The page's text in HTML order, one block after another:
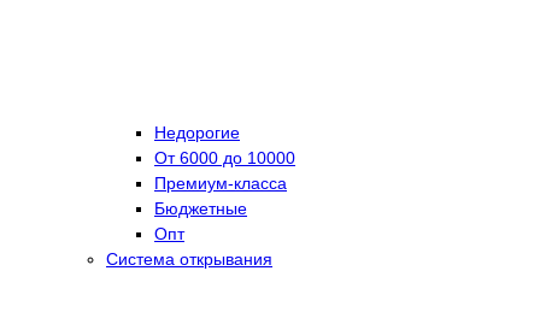
Недорогие
От 6000 до 10000
Премиум-класса
Бюджетные
Опт
Система открывания